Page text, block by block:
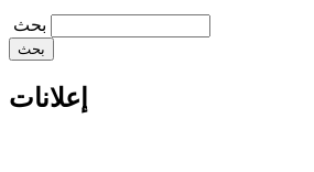
‏بحث ‏
إعلانات